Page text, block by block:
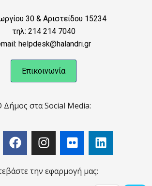
30 & Αριστείδου 15234
τηλ: 214 214 7040
helpdesk@halandri.gr
Επικοινωνία
Δήμος στα Social Media:
την εφαρμογή μας: